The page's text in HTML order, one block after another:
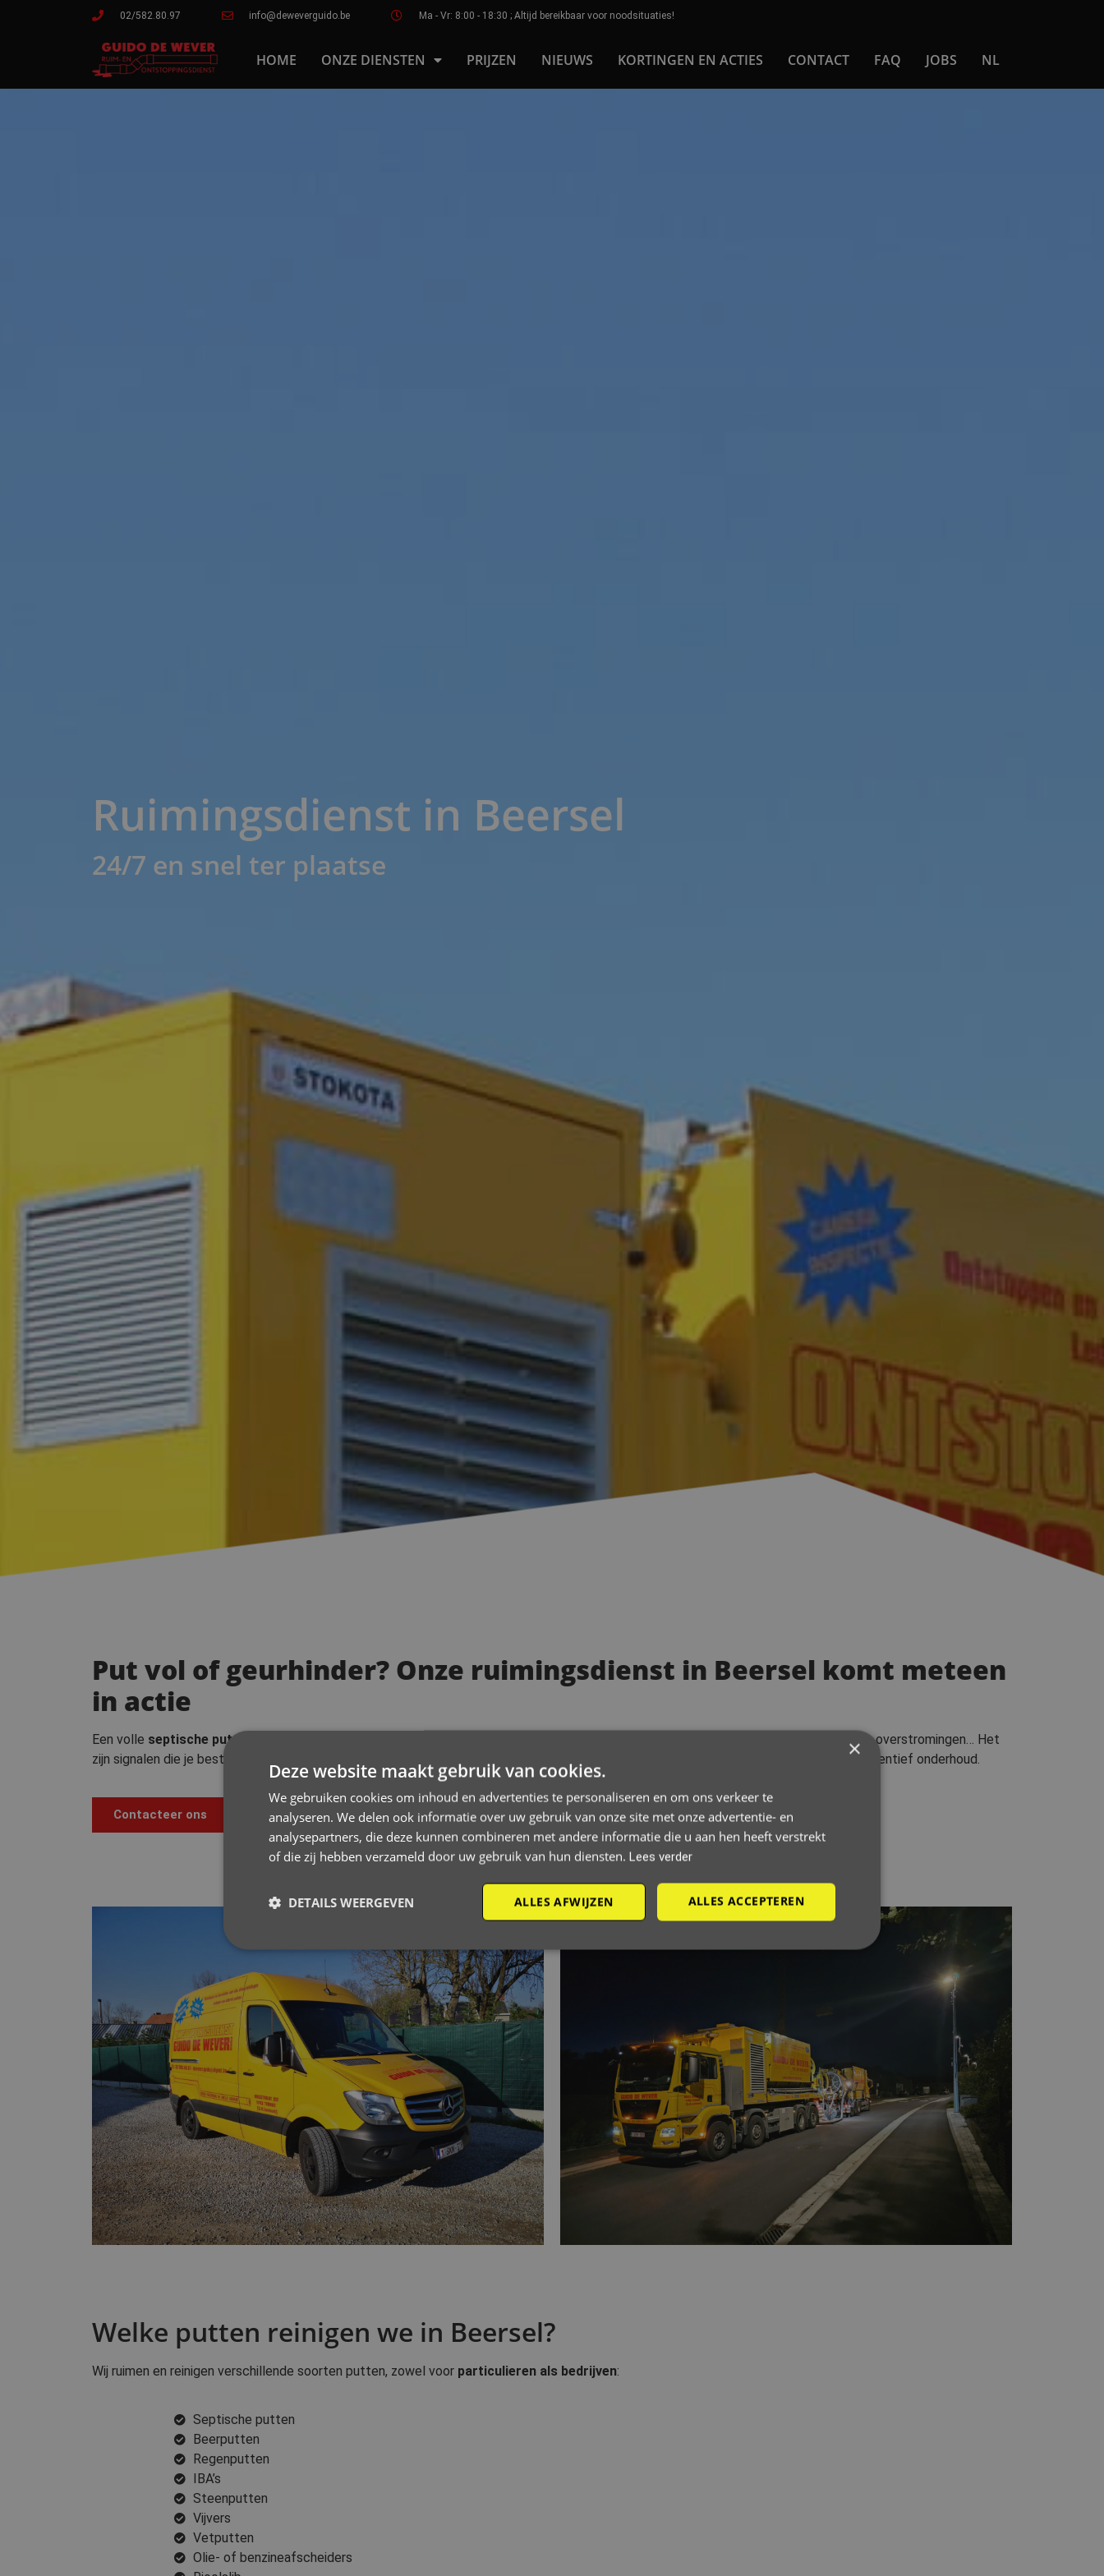
02/582.80.97 info@deweverguido.be Ma - Vr: 8:00 - 18:30 ; Altijd bereikbaar voor noodsituaties!
HOME ONZE DIENSTEN PRIJZEN NIEUWS KORTINGEN EN ACTIES CONTACT FAQ JOBS NL
Ruimingsdienst in Beersel ​
24/7 en snel ter plaatse
Put vol of geurhinder? Onze ruimingsdienst in Beersel komt meteen
in actie
Een volle septische putof
kan voor veel ongemak zorgen. Vieze geurtjes, een toilet dat niet meer doorspoelt of zelfs overstromingen… Het
zijn signalen die je best niet negeert. De
van Guido De Wever is 24/7 bereikbaar voor spoedinterventies en preventief onderhoud.
Contacteer ons
Welke putten reinigen we in Beersel?
Wij ruimen en reinigen verschillende soorten putten, zowel voor particulieren als bedrijven:
Septische putten
Beerputten
Regenputten
IBA’s
Steenputten
Vijvers
Vetputten
Olie- of benzineafscheiders
×
Deze website maakt gebruik van cookies.
We gebruiken cookies om inhoud en advertenties te personaliseren en om ons verkeer te
analyseren. We delen ook informatie over uw gebruik van onze site met onze advertentie- en
analysepartners, die deze kunnen combineren met andere informatie die u aan hen heeft verstrekt
of die zij hebben verzameld door uw gebruik van hun diensten. Lees verder
ALLES ACCEPTEREN
ALLES AFWIJZEN
DETAILS WEERGEVEN